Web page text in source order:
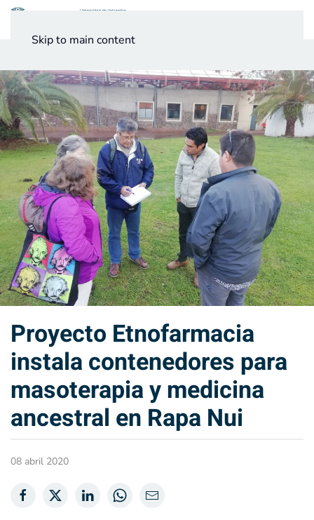
Skip to main content
Proyecto Etnofarmacia
instala contenedores para
masoterapia y medicina
ancestral en Rapa Nui
08 abril 2020